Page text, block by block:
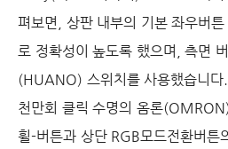
펴보면, 상판 내부의 기본 좌우버
로 정확성이 높도록 했으며, 측면
(HUANO) 스위치를 사용했습니
천만회 클릭 수명의 옴론
휠-버튼과 상단 RGB모드전환버튼